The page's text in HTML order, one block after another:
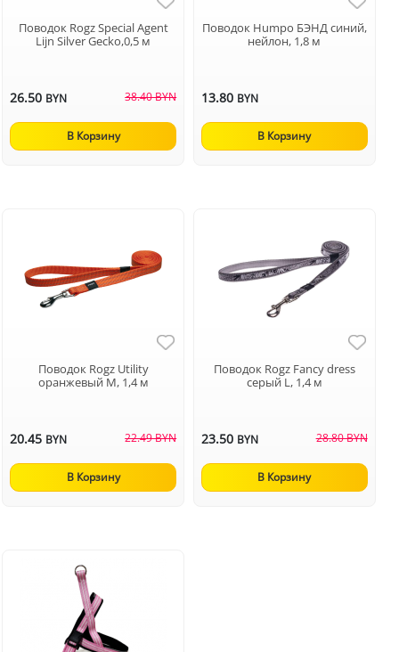
Поводок Rogz Special Agent
Lijn Silver Gecko,0,5 м
26.50 BYN 38.40 BYN
В Корзину
Поводок Humpo БЭНД синий,
нейлон, 1,8 м
13.80 BYN
В Корзину
Поводок Rogz Utility
оранжевый M, 1,4 м
20.45 BYN 22.49 BYN
В Корзину
Поводок Rogz Fancy dress
серый L, 1,4 м
23.50 BYN 28.80 BYN
В Корзину